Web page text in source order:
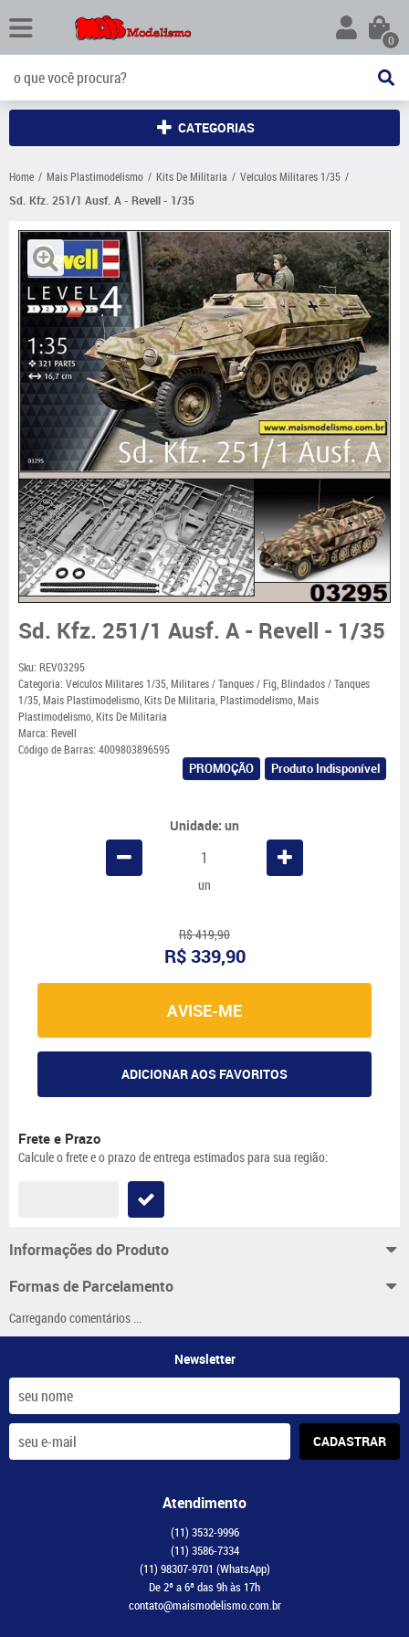
0
CATEGORIAS
Home Mais Plastimodelismo Kits De Militaria
Veículos Militares 1/35
Sd. Kfz. 251/1 Ausf. A - Revell - 1/35
Sd. Kfz. 251/1 Ausf. A - Revell - 1/35
Sku: REV03295
Categoria: Veículos Militares 1/35,Militares / Tanques / Fig,Blindados / Tanques
1/35,Mais Plastimodelismo,Kits De Militaria,Plastimodelismo,Mais
Plastimodelismo,Kits De Militaria
Marca: Revell
Código de Barras: 4009803896595
PROMOÇÃO Produto Indisponível
Unidade: un
un
R$ 419,90
R$ 339,90
AVISE-ME
ADICIONAR AOS FAVORITOS
Frete e Prazo
Calcule o frete e o prazo de entrega estimados para sua região:
Informações do Produto
Formas de Parcelamento
Carregando comentários ...
Newsletter
CADASTRAR
Atendimento
(11) 3532-9996
(11) 3586-7334
(11) 98307-9701 (WhatsApp)
De 2ª a 6ª das 9h às 17h
contato@maismodelismo.com.br